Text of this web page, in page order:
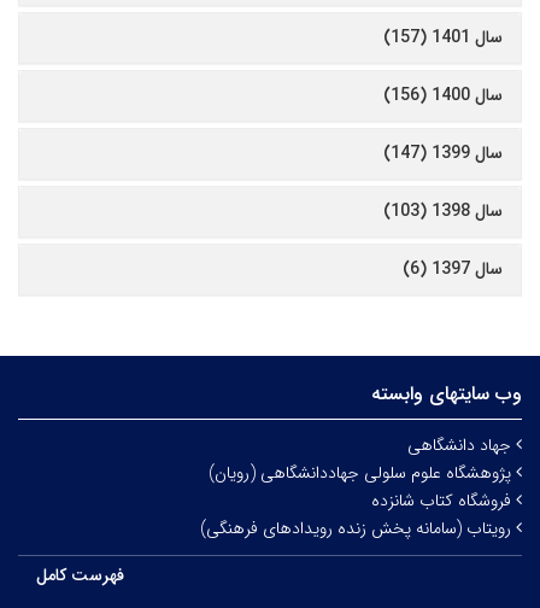
سال 1401 (157)
سال 1400 (156)
سال 1399 (147)
سال 1398 (103)
سال 1397 (6)
وب سایتهای وابسته
جهاد دانشگاهی
پژوهشگاه علوم سلولی جهاددانشگاهی (رویان)
فروشگاه کتاب شانزده
رویتاب (سامانه پخش زنده رویدادهای فرهنگی)
فهرست کامل